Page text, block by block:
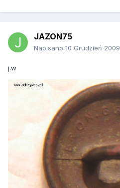
JAZON75
Napisano 10 Grudzień 2009
j.w